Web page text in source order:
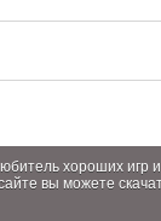
хороших игр
вы можете